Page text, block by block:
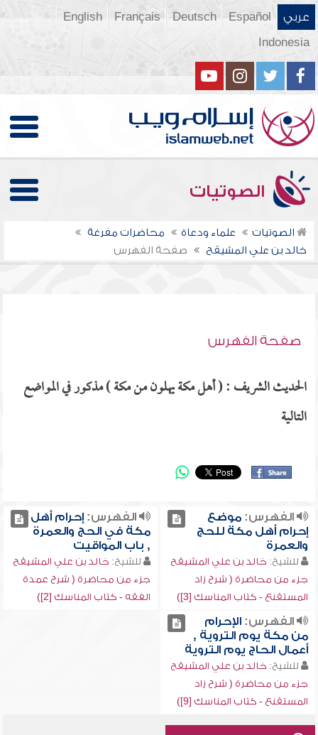
عربي Español
Deutsch
Français
English
Indonesia
الصوتيات
الصوتيات علماء ودعاة
محاضرات مفرغة
خالد بن علي المشيقح
صفحة الفهرس
صفحة الفهرس
الحديث الشريف : ( أهل مكة يهلون من مكة ) مذكور في المواضع
التالية
الفهرس:موضع
إحرام أهل مكة للحج
والعمرة
للشيخ: خالد بن علي المشيقح
جزء من محاضرة ( شرح زاد
المستقنع - كتاب المناسك [3])
الفهرس:إحرام أهل
مكة في الحج والعمرة
, باب المواقيت
للشيخ: خالد بن علي المشيقح
جزء من محاضرة ( شرح عمدة
الفقه - كتاب المناسك [2])
الفهرس:الإحرام
من مكة يوم التروية ,
أعمال الحاج يوم التروية
للشيخ: خالد بن علي المشيقح
جزء من محاضرة ( شرح زاد
المستقنع - كتاب المناسك [9])